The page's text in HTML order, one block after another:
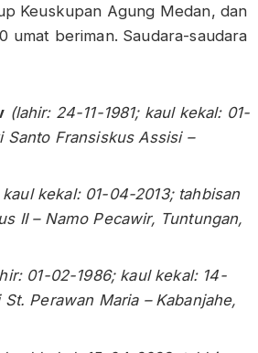
Keuskupan Agung Medan, dan
umat beriman. Saudara-saudara
(lahir: 24-11-1981; kaul kekal: 01-
Santo Fransiskus Assisi –
kekal: 01-04-2013; tahbisan
II – Namo Pecawir, Tuntungan,
01-02-1986; kaul kekal: 14-
Perawan Maria – Kabanjahe,